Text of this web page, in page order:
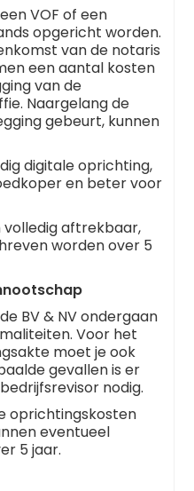
VOF of een
opgericht worden.
van de notaris
een aantal kosten
van de
Naargelang de
gebeurt, kunnen
digitale oprichting,
en beter voor
volledig aftrekbaar,
worden over 5
BV & NV ondergaan
Voor het
moet je ook
gevallen is er
nodig.
oprichtingskosten
eventueel
5 jaar.